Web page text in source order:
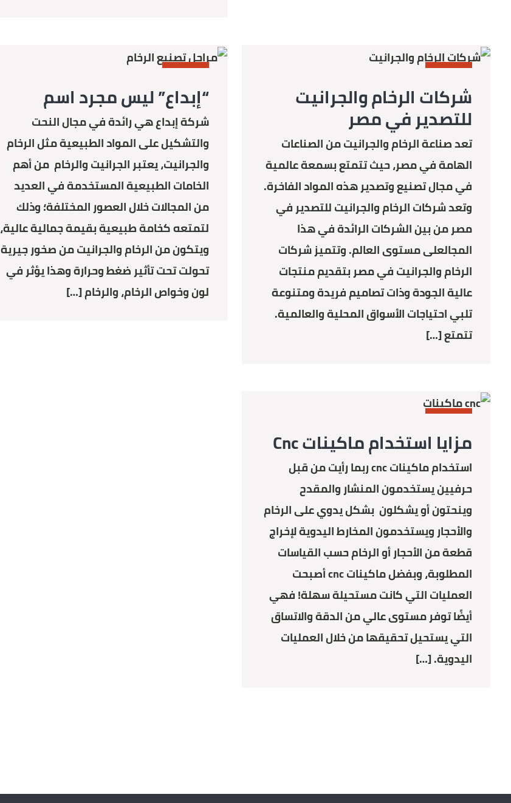
شركات الرخام والجرانيت
للتصدير في مصر
تعد صناعة الرخام والجرانيت من الصناعات
الهامة في مصر، حيث تتمتع بسمعة عالمية
في مجال تصنيع وتصدير هذه المواد الفاخرة.
وتعد شركات الرخام والجرانيت للتصدير في
مصر من بين الشركات الرائدة في هذا
المجالعلى مستوى العالم. وتتميز شركات
الرخام والجرانيت في مصر بتقديم منتجات
عالية الجودة وذات تصاميم فريدة ومتنوعة
تلبي احتياجات الأسواق المحلية والعالمية.
تتمتع […]
“إبداع” ليس مجرد اسم
شركة إبداع هي رائدة في مجال النحت
والتشكيل على المواد الطبيعية مثل الرخام
والجرانيت، يعتبر الجرانيت والرخام من أهم
الخامات الطبيعية المستخدمة في العديد
من المجالات خلال العصور المختلفة؛ وذلك
لتمتعه كخامة طبيعية بقيمة جمالية عالية،
ويتكون من الرخام والجرانيت من صخور جيرية
تحولت تحت تأثير ضغط وحرارة وهذا يؤثر في
لون وخواص الرخام، والرخام […]
مزايا استخدام ماكينات Cnc
استخدام ماكينات cnc ربما رأيت من قبل
حرفيين يستخدمون المنشار والمقدح
وينحتون أو يشكلون بشكل يدوي على الرخام
والأحجار ويستخدمون المخارط اليدوية لإخراج
قطعة من الأحجار أو الرخام حسب القياسات
المطلوبة، وبفضل ماكينات cnc أصبحت
العمليات التي كانت مستحيلة سهلة! فهي
أيضًا توفر مستوى عالي من الدقة والاتساق
التي يستحيل تحقيقها من خلال العمليات
اليدوية. […]